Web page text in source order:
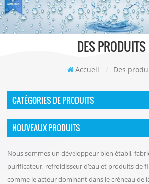
DES PRODUITS
Accueil / Des
CATÉGORIES DE PRODUITS
NOUVEAUX PRODUITS
Nous sommes un développeur bien établi,
purificateur, refroidisseur d’eau et produits de
comme le acteur dominant dans le créneau de